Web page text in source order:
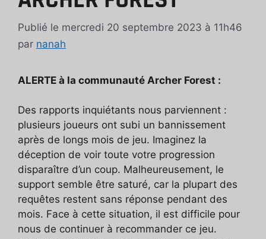
Publié le mercredi 20 septembre 2023 à 11h46
par nanah
ALERTE à la communauté Archer Forest :
Des rapports inquiétants nous parviennent :
plusieurs joueurs ont subi un bannissement
après de longs mois de jeu. Imaginez la
déception de voir toute votre progression
disparaître d’un coup. Malheureusement, le
support semble être saturé, car la plupart des
requêtes restent sans réponse pendant des
mois. Face à cette situation, il est difficile pour
nous de continuer à recommander ce jeu.